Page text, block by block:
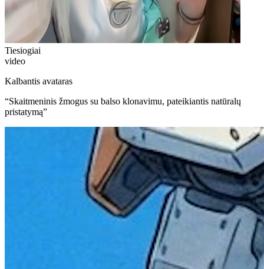
Tiesiogiai
video
Kalbantis avataras
“Skaitmeninis žmogus su balso klonavimu, pateikiantis natūralų
pristatymą”